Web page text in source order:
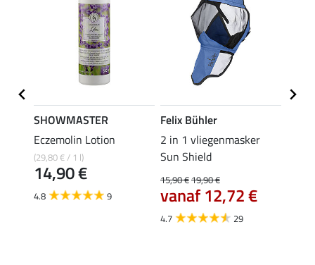
SHOWMASTER
Eczemolin Lotion
(29,80 € / 1 l)
14,90 €
4.8 9
Felix Bühler
2 in 1 vliegenmasker
Sun Shield
15,90 €19,90 €
vanaf 12,72 €
4.7 29